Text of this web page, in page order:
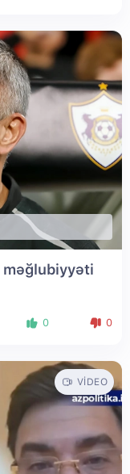
məğlubiyyəti
0 0
VIDEO